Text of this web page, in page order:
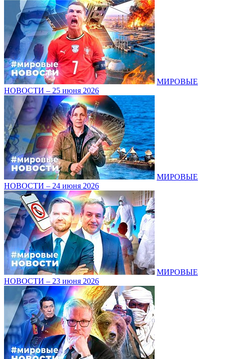
МИРОВЫЕ
НОВОСТИ – 25 июня 2026
МИРОВЫЕ
НОВОСТИ – 24 июня 2026
МИРОВЫЕ
НОВОСТИ – 23 июня 2026